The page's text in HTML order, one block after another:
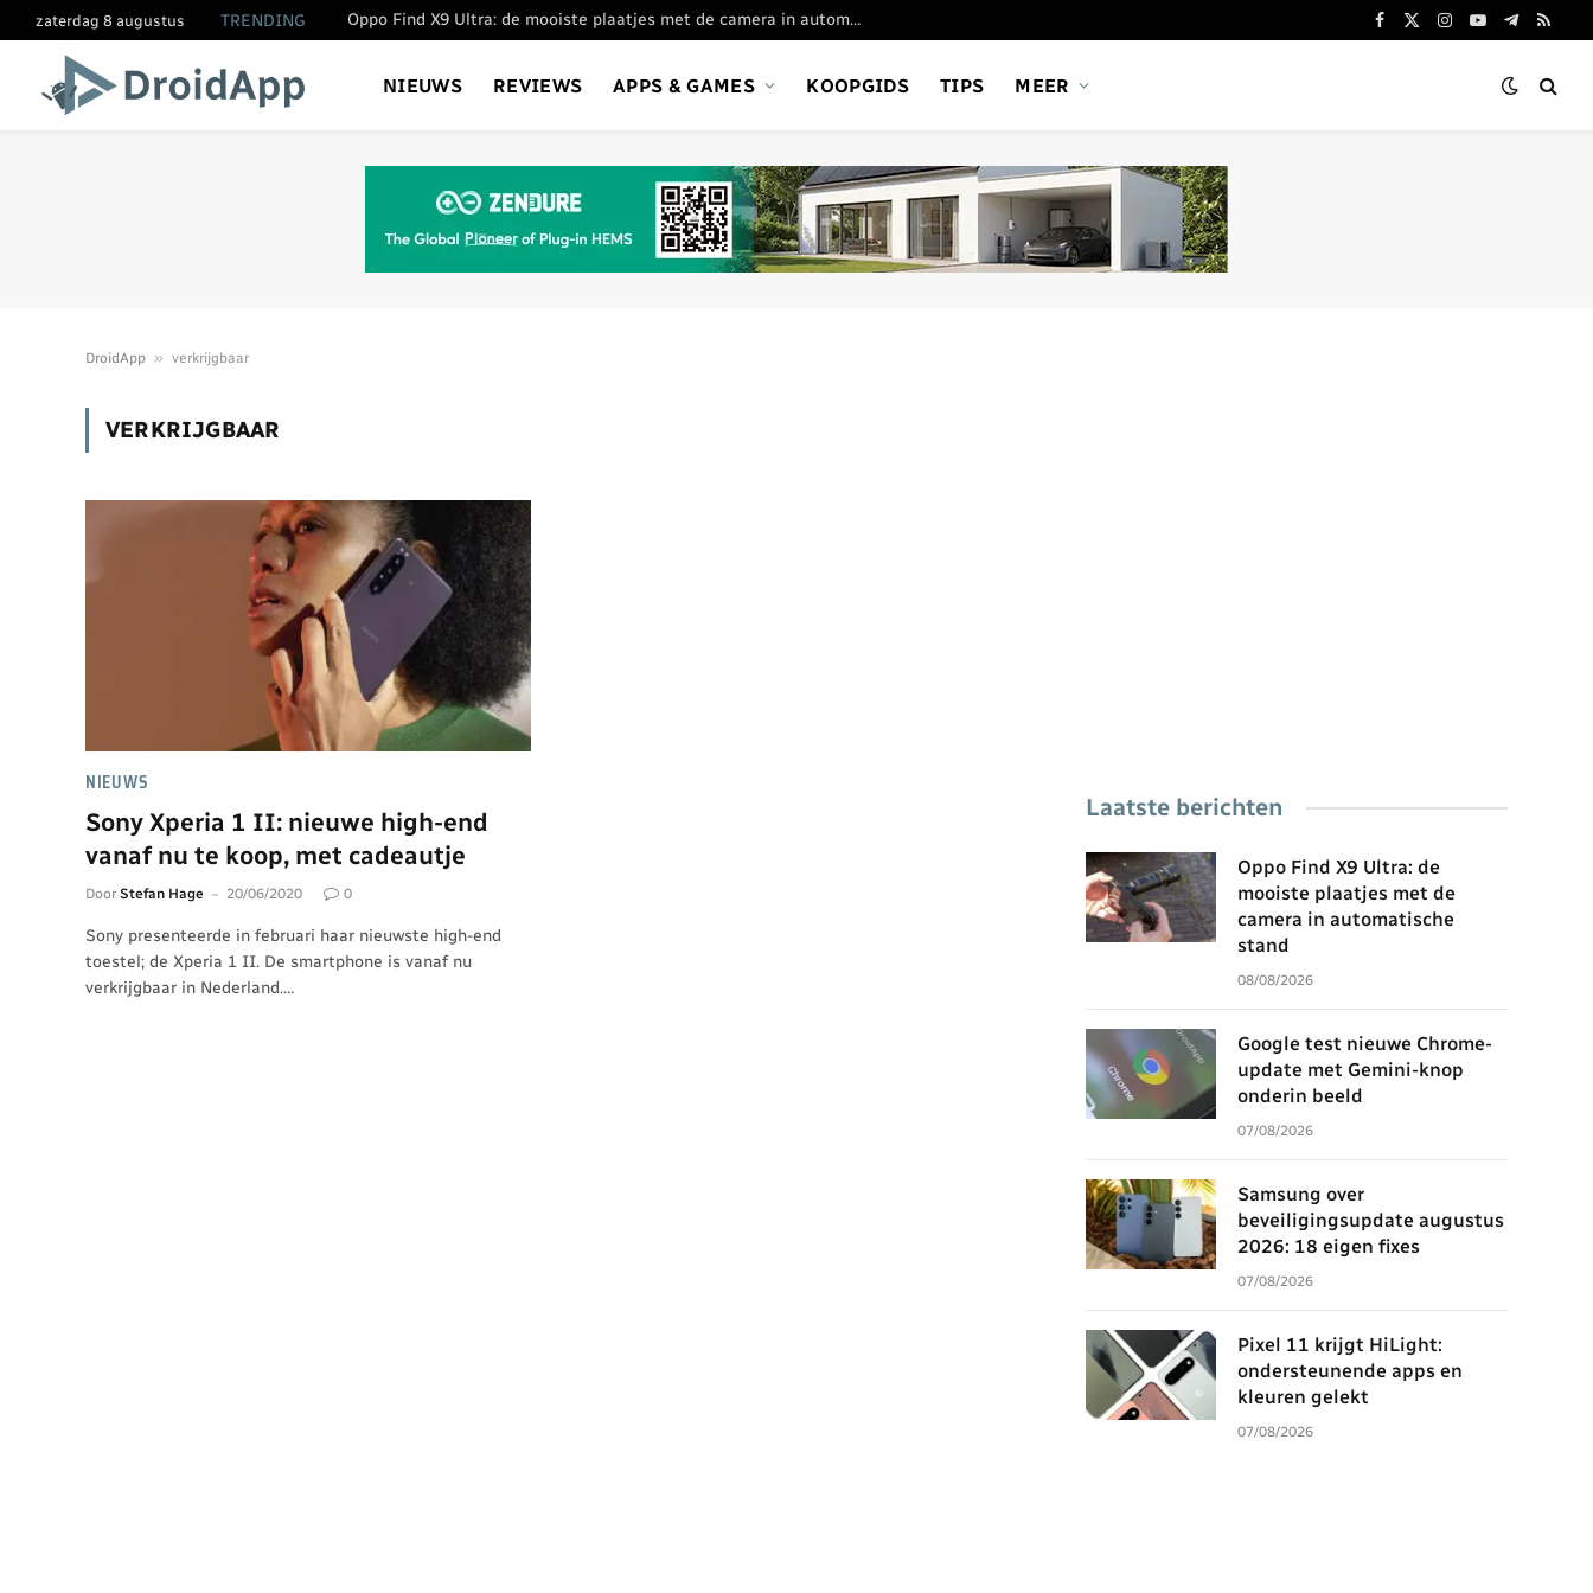
zaterdag 8 augustus TRENDING Oppo Find X9 Ultra: de mooiste plaatjes met de camera in automatische stand
Facebook
X
Instagram
YouTube
Telegram
RSS
NIEUWS REVIEWS APPS & GAMES KOOPGIDS TIPS MEER
DroidApp » verkrijgbaar
VERKRIJGBAAR
NIEUWS
Sony Xperia 1 II: nieuwe high-end
vanaf nu te koop, met cadeautje
Door Stefan Hage 20/06/2020 0
Sony presenteerde in februari haar nieuwste high-end
toestel; de Xperia 1 II. De smartphone is vanaf nu
verkrijgbaar in Nederland.…
Laatste berichten
Oppo Find X9 Ultra: de
mooiste plaatjes met de
camera in automatische
stand
08/08/2026
Google test nieuwe Chrome-
update met Gemini-knop
onderin beeld
07/08/2026
Samsung over
beveiligingsupdate augustus
2026: 18 eigen fixes
07/08/2026
Pixel 11 krijgt HiLight:
ondersteunende apps en
kleuren gelekt
07/08/2026